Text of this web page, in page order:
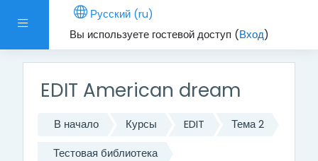
Боковая панель
Русский ‎(ru)‎
Вы используете гостевой доступ (Вход)
Перейти к основному содержанию
EDIT American dream
В начало Курсы EDIT Тема 2
Тестовая библиотека